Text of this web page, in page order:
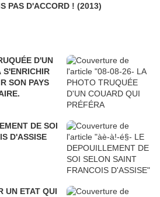
BRUXELLES, JE NE SUIS PAS D'ACCORD ! (2013)
S'ENRICHIR
SON PAYS
DE SOI
D'ASSISE
UN ETAT QUI